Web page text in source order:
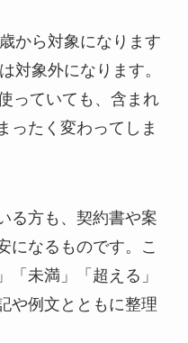
から対象になります
対象外になります。
っていても、含まれ
ったく変わってしま
る方も、契約書や案
になるものです。こ
「未満」「超える」
や例文とともに整理